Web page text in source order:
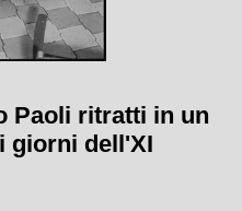
Paoli ritratti in un
giorni dell'XI